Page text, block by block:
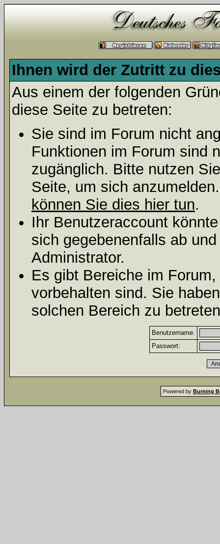
Ihnen wird der Zutritt zu
Aus einem der folgenden
diese Seite zu betreten:
Sie sind im Forum nicht
Funktionen im Forum sind
zugänglich. Bitte nutzen
Seite, um sich
können Sie dies hier tun.
Ihr Benutzeraccount
sich gegebenenfalls ab
Administrator.
Es gibt Bereiche im
vorbehalten sind. Sie
solchen Bereich zu
Benutzername:
Passwort:
Powered by Burning